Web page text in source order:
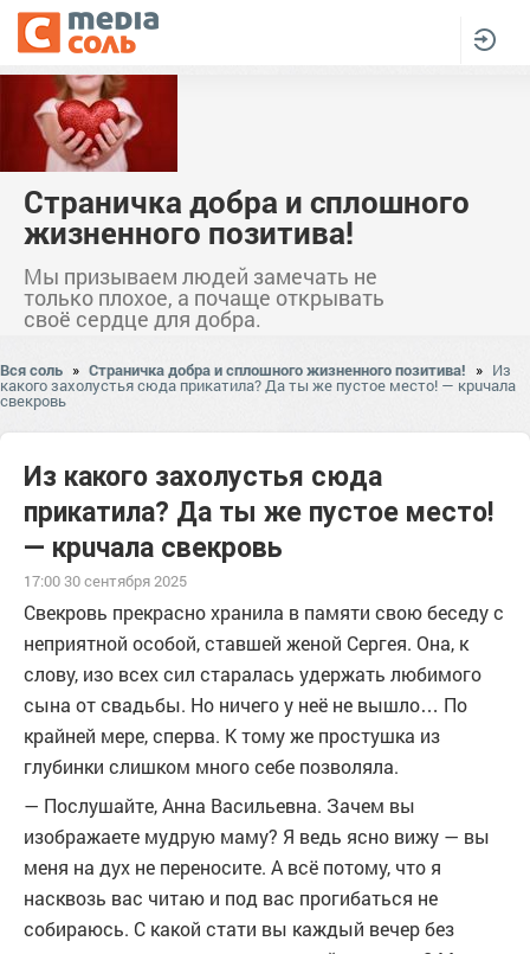
Страничка добра и сплошного
жизненного позитива!
Мы призываем людей замечать не
только плохое, а почаще открывать
своё сердце для добра.
Вся соль » Страничка добра и сплошного жизненного позитива! » Из
какого захолустья сюда прикатила? Да ты же пустое место! — крuчала
свекровь
Из какого захолустья сюда
прикатила? Да ты же пустое место!
— крuчала свекровь
17:00 30 сентября 2025
Свекровь прекрасно хранила в памяти свою беседу с
неприятной особой, ставшей женой Сергея. Она, к
слову, изо всех сил старалась удержать любимого
сына от свадьбы. Но ничего у неё не вышло… По
крайней мере, сперва. К тому же простушка из
глубинки слишком много себе позволяла.
— Послушайте, Анна Васильевна. Зачем вы
изображаете мудрую маму? Я ведь ясно вижу — вы
меня на дух не переносите. А всё потому, что я
насквозь вас читаю и под вас прогибаться не
собираюсь. С какой стати вы каждый вечер без